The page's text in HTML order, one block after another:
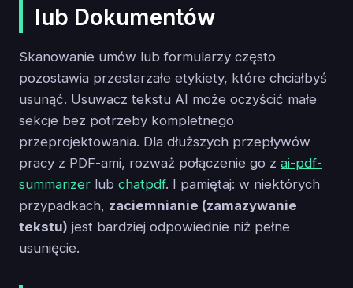
lub Dokumentów
Skanowanie umów lub formularzy często
pozostawia przestarzałe etykiety, które chciałbyś
usunąć. Usuwacz tekstu AI może oczyścić małe
sekcje bez potrzeby kompletnego
przeprojektowania. Dla dłuższych przepływów
pracy z PDF-ami, rozważ połączenie go z ai-pdf-
summarizer lub chatpdf. I pamiętaj: w niektórych
przypadkach, zaciemnianie (zamazywanie
tekstu) jest bardziej odpowiednie niż pełne
usunięcie.